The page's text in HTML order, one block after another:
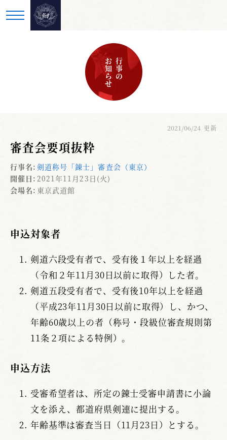
行事の
お知らせ
2021/06/24 更新
審査会要項抜粋
行事名: 剣道称号「錬士」審査会（東京）
開催日: 2021年11月23日(火)
会場名: 東京武道館
申込対象者
剣道六段受有者で、受有後１年以上を経過
（令和２年11月30日以前に取得）した者。
剣道五段受有者で、受有後10年以上を経過
（平成23年11月30日以前に取得）し、かつ、
年齢60歳以上の者（称号・段級位審査規則第
11条２項による特例）。
申込方法
受審希望者は、所定の錬士受審申請書に小論
文を添え、都道府県剣連に提出する。
年齢基準は審査当日（11月23日）とする。